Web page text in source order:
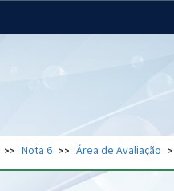
Gabinete de Segurança
Nota 6 Área de Avaliação